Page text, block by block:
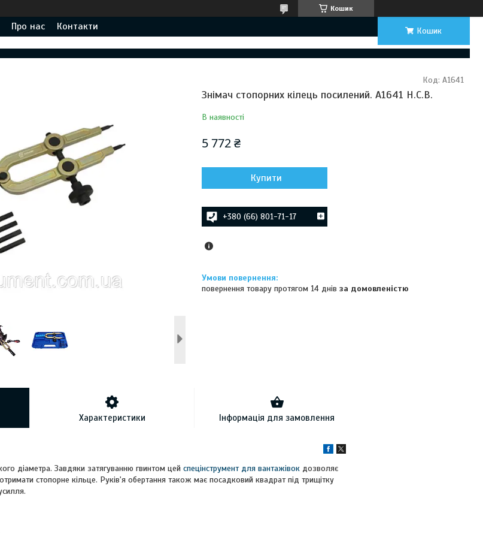
Кошик
Про нас Контакти Кошик
Знімач стопорних кілець посилений. A1641 H.C.B.
В наявності
Код: A1641
5 772 ₴
Купити
+380 (66) 801-71-17
повернення товару протягом 14 днівза домовленістю
Характеристики Інформація для замовлення
діаметра. Завдяки затягуванню гвинтом цей спецінструмент для вантажівок дозволяє
стопорне кільце. Руків'я обертання також має посадковий квадрат під трищітку